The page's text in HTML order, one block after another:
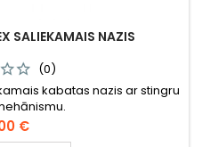
SALIEKAMAIS NAZIS
(0)
kabatas nazis ar stingru
€